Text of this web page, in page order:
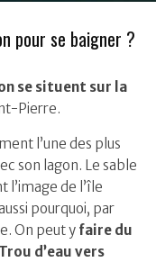
pour se baigner ?
se situent sur la
Pierre.
l’une des plus
son lagon. Le sable
l’image de l’île
pourquoi, par
On peut y faire du
Trou d’eau vers